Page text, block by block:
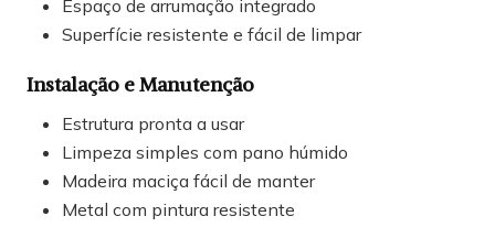
Espaço de arrumação integrado
Superfície resistente e fácil de limpar
Instalação e Manutenção
Estrutura pronta a usar
Limpeza simples com pano húmido
Madeira maciça fácil de manter
Metal com pintura resistente